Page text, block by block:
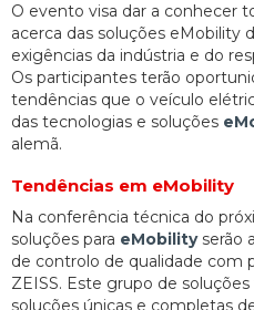
O evento visa dar a conhecer
acerca das soluções eMobility
exigências da indústria e do
Os participantes terão
tendências que o veículo
das tecnologias e soluções
alemã.
Tendências em eMobility
Na conferência técnica do
soluções para eMobilityserão
de controlo de qualidade com
ZEISS. Este grupo de
soluções únicas e completas